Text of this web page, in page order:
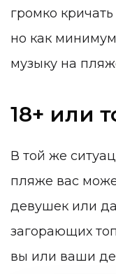
громко
но как
музыку на
18+ или
В той же
пляже вас
девушек или
загорающих
вы или ваши